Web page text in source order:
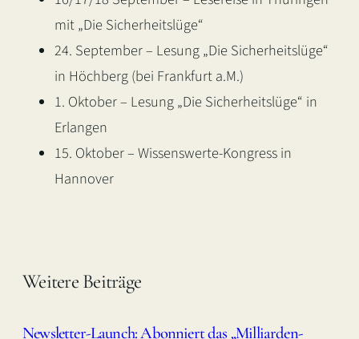
mit „Die Sicherheitslüge“
24. September – Lesung „Die Sicherheitslüge“
in Höchberg (bei Frankfurt a.M.)
1. Oktober – Lesung „Die Sicherheitslüge“ in
Erlangen
15. Oktober – Wissenswerte-Kongress in
Hannover
Weitere Beiträge
Newsletter-Launch: Abonniert das „Milliarden-